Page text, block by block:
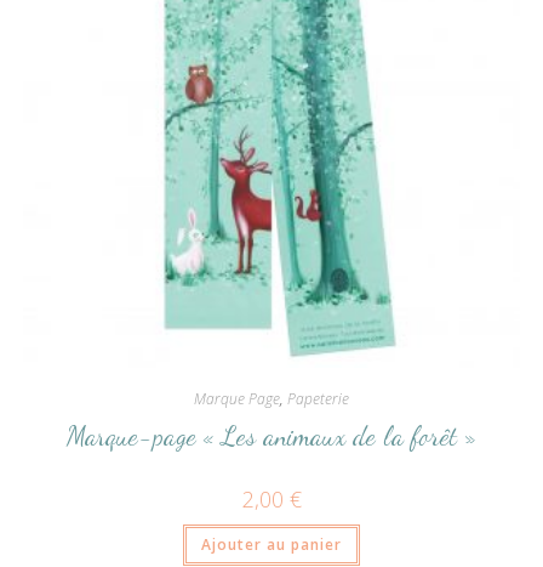
Marque Page, Papeterie
Marque-page « Les animaux de la forêt »
2,00 €
Ajouter au panier